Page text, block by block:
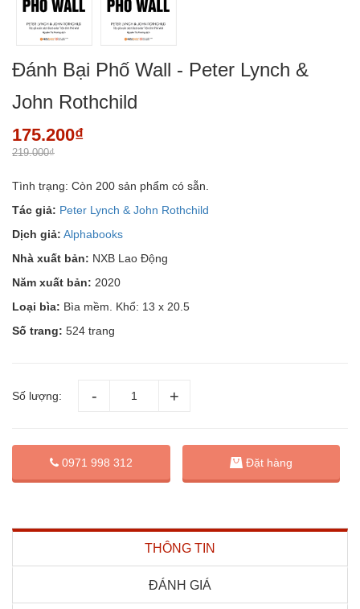
Đánh Bại Phố Wall - Peter Lynch &
John Rothchild
175.200₫
219.000₫
Tình trạng: Còn 200 sản phẩm có sẵn.
Tác giả: Peter Lynch & John Rothchild
Dịch giả: Alphabooks
Nhà xuất bản: NXB Lao Động
Năm xuất bản: 2020
Loại bìa: Bìa mềm. Khổ: 13 x 20.5
Số trang: 524 trang
Số lượng:
0971 998 312 Đặt hàng
THÔNG TIN
ĐÁNH GIÁ